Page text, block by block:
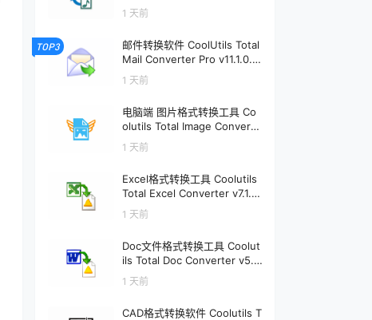
软件个锤子 | R1896
1 天前
TOP3
邮件转换软件 CoolUtils Total
Mail Converter Pro v11.1.0.7
97 | 软件个锤子 | R4232
1 天前
电脑端 图片格式转换工具 Co
olutils Total Image Converte
r v8.5.0.333 | 软件个锤子 | R
2496
1 天前
Excel格式转换工具 Coolutils
Total Excel Converter v7.1.0.
148 | 软件个锤子 | R2475
1 天前
Doc文件格式转换工具 Coolut
ils Total Doc Converter v5.1.
0.413 | 软件个锤子 | R2306
1 天前
CAD格式转换软件 Coolutils T